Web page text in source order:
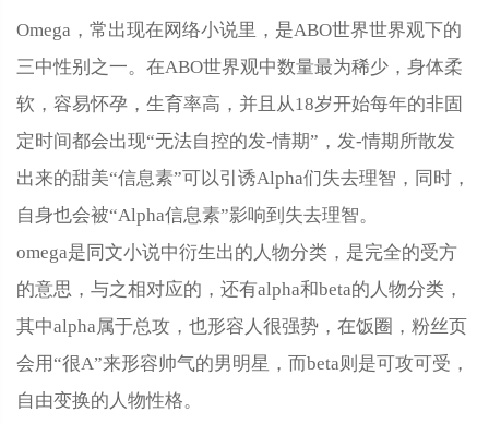
Omega，常出现在网络小说里，是ABO世界世界观下的
三中性别之一。在ABO世界观中数量最为稀少，身体柔
软，容易怀孕，生育率高，并且从18岁开始每年的非固
定时间都‌‌‌‌‌‌‌‌‌会出现“无法自控的发-情期”，发-情期所散发
出来的甜美“信息素”可以引诱Alpha们失去理智，同时，
自身也会被“Alpha信息素”影响到失去理智。
omega是同文小说中衍生出的人物分类，是完全的受方
的意思，与之相对应的，还有alpha和beta的人物分类，
其中alpha属于总攻，也形容人很强势，在饭圈，粉丝页
会用“很A”来形容帅气的男明星，而beta则是可攻可受，
自由变换的人物性格。